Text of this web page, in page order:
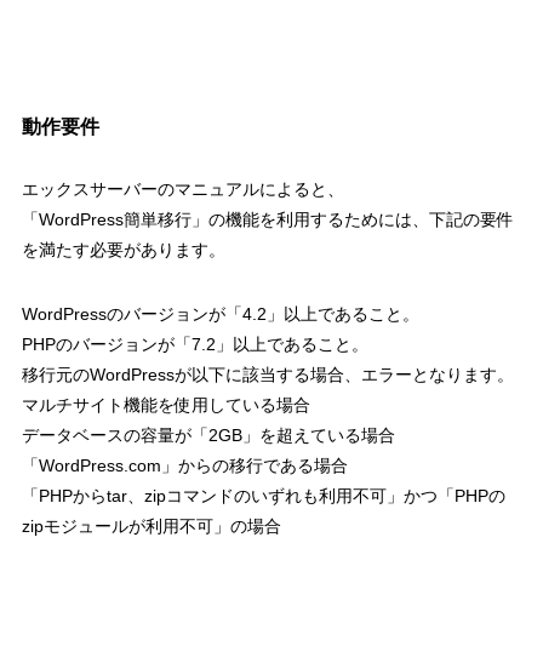
動作要件
エックスサーバーのマニュアルによると、
「WordPress簡単移行」の機能を利用するためには、下記の要件
を満たす必要があります。
WordPressのバージョンが「4.2」以上であること。
PHPのバージョンが「7.2」以上であること。
移行元のWordPressが以下に該当する場合、エラーとなります。
マルチサイト機能を使用している場合
データベースの容量が「2GB」を超えている場合
「WordPress.com」からの移行である場合
「PHPからtar、zipコマンドのいずれも利用不可」かつ「PHPの
zipモジュールが利用不可」の場合